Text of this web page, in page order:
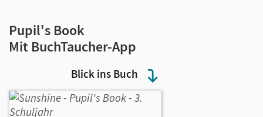
Blick ins Buch
Pupil's Book
Mit BuchTaucher-App